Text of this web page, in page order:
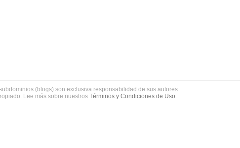
(blogs) son exclusiva responsabilidad de sus autores.
Lee más sobre nuestros Términos y Condiciones de Uso.